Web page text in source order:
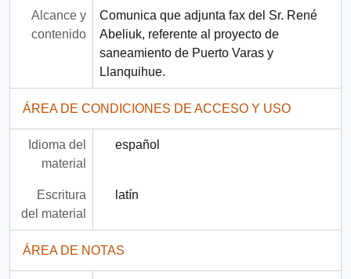
Alcance y
contenido
Comunica que adjunta fax del Sr. René
Abeliuk, referente al proyecto de
saneamiento de Puerto Varas y
Llanquihue.
ÁREA DE CONDICIONES DE ACCESO Y USO
Idioma del
material
español
Escritura
del material
latín
ÁREA DE NOTAS